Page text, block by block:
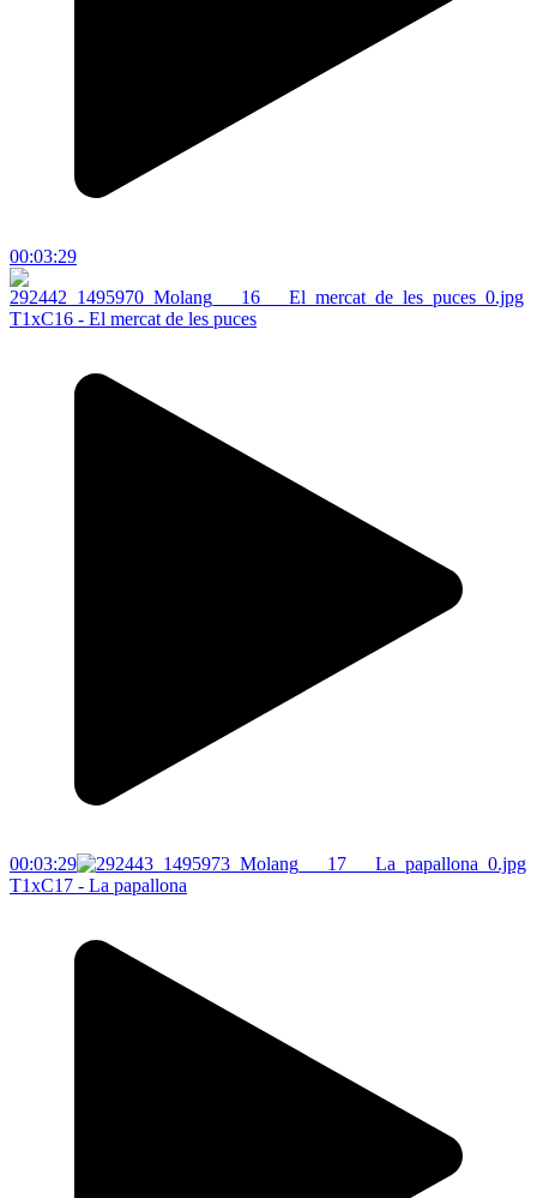
00:03:29
T1xC16 - El mercat de les puces
00:03:29
T1xC17 - La papallona